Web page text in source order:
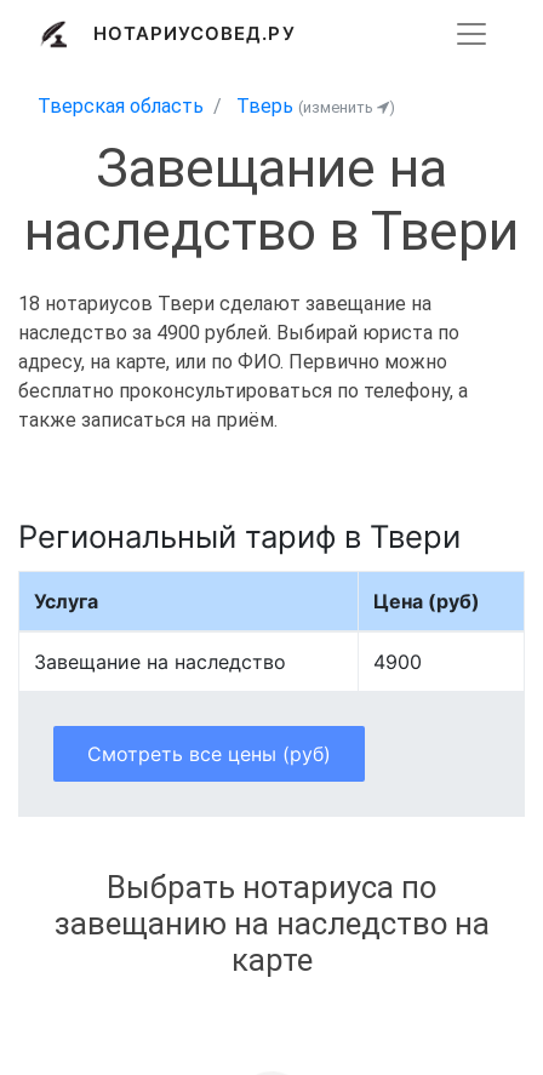
НОТАРИУСОВЕД.РУ
Тверская область Тверь (изменить )
Завещание на
наследство в Твери
18 нотариусов Твери сделают завещание на
наследство за 4900 рублей. Выбирай юриста по
адресу, на карте, или по ФИО. Первично можно
бесплатно проконсультироваться по телефону, а
также записаться на приём.
Региональный тариф в Твери
Услуга Цена (руб)
Завещание на наследство 4900
Смотреть все цены (руб)
Выбрать нотариуса по
завещанию на наследство на
карте